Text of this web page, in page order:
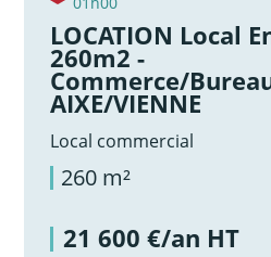
LOCATION Local
260m2 -
Commerce/
AIXE/VIENNE
Local commercial
260 m²
21 600 €/an HT